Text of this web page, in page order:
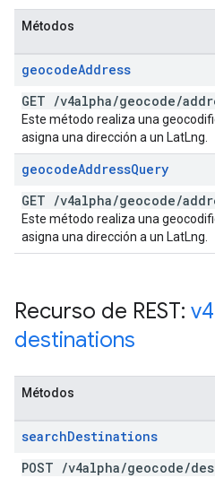
Métodos
geocodeAddress
GET /v4alpha/geocode/
Este método realiza una
asigna una dirección a un LatLng.
geocodeAddressQuery
GET /v4alpha/geocode/
Este método realiza una
asigna una dirección a un LatLng.
Recurso de REST:
destinations
Métodos
searchDestinations
POST /v4alpha/geocode/